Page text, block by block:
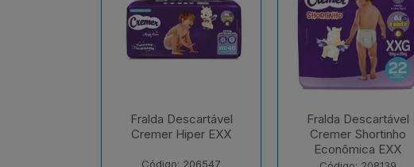
Fralda Descartável
Cremer Shortinho
Fralda Descartável
Cremer Magic Care
Econômica G 30